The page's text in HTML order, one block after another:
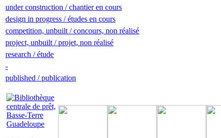
under construction / chantier en cours
design in progress / études en cours
competition, unbuilt / concours, non réalisé
project, unbuilt / projet, non réalisé
research / étude
-
published / publication